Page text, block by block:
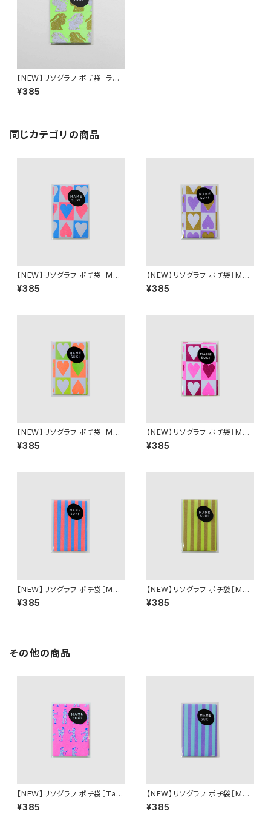
【NEW】リソグラフ ポチ袋［ラッ
キーラビット NEW］Ochre × N
eon yellow
¥385
同じカテゴリの商品
【NEW】リソグラフ ポチ袋［MA
MESUKI Basis ハート］Neon
Red × Light Blue
¥385
【NEW】リソグラフ ポチ袋［MA
MESUKI Basis ハート］ Purpl
e × Ochre
¥385
【NEW】リソグラフ ポチ袋［MA
MESUKI Basis ハート］ Neon
Orange × light Green
¥385
【NEW】リソグラフ ポチ袋［MA
MESUKI Basis ハート］ Pink
× Burgundy
¥385
【NEW】リソグラフ ポチ袋［MA
MESUKI Basis ストライプ］ N
eonOrange × Light Blue
¥385
【NEW】リソグラフ ポチ袋［MA
MESUKI Basis ストライプ］ O
chre × Light Green
¥385
その他の商品
【NEW】リソグラフ ポチ袋［Tai
Chi 太極拳］ Neon Pink
¥385
【NEW】リソグラフ ポチ袋［MA
MESUKI Basis ストライプ］ Pu
rple × PepermintGreen
¥385